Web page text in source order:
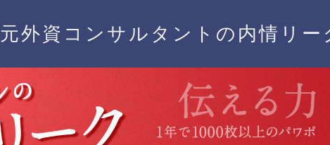
元外資コンサルタントの内情リー